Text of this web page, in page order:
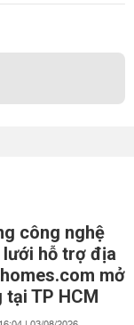
công nghệ
hỗ trợ địa
mở
tại TP HCM